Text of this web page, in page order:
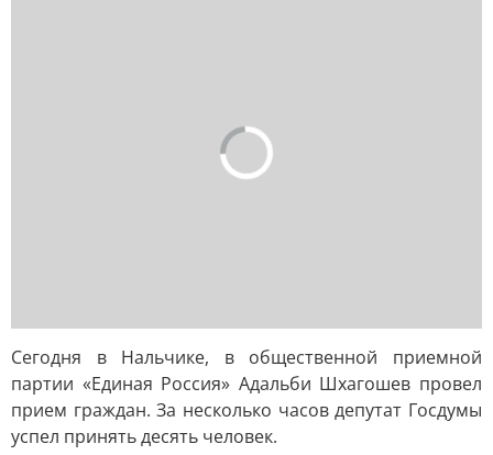
Сегодня в Нальчике, в общественной приемной
партии «Единая Россия» Адальби Шхагошев провел
прием граждан. За несколько часов депутат Госдумы
успел принять десять человек.